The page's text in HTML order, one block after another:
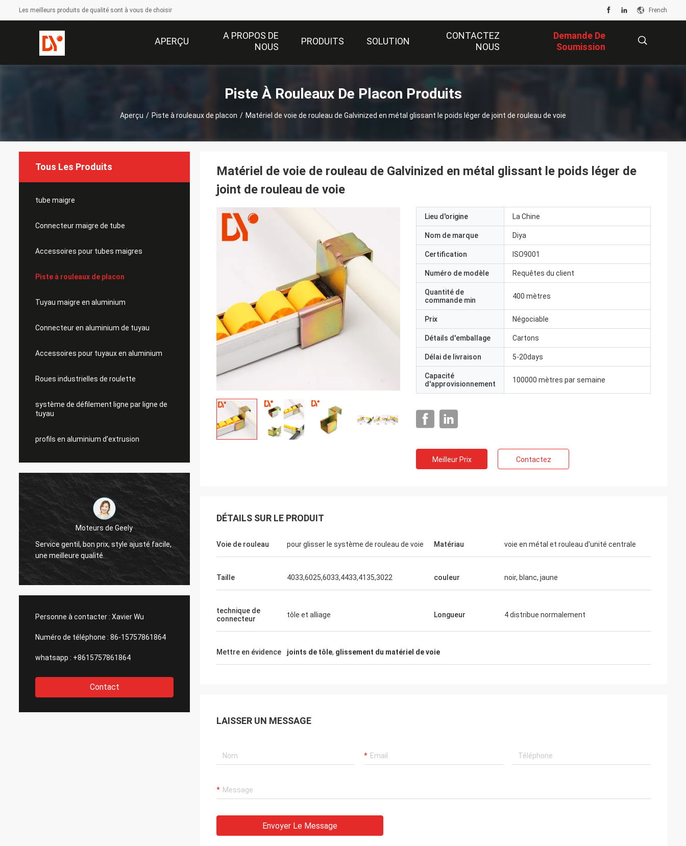
Les meilleurs produits de qualité sont à vous de choisir French
APERÇU
A PROPOS DE
NOUS
PRODUITS SOLUTION
CONTACTEZ
NOUS
Demande De
Soumission
Piste À Rouleaux De Placon Produits
Aperçu / Piste à rouleaux de placon / Matériel de voie de rouleau de Galvinized en métal glissant le poids léger de joint de rouleau de voie
Tous Les Produits
tube maigre
Connecteur maigre de tube
Accessoires pour tubes maigres
Piste à rouleaux de placon
Tuyau maigre en aluminium
Connecteur en aluminium de tuyau
Accessoires pour tuyaux en aluminium
Roues industrielles de roulette
système de défilement ligne par ligne de
tuyau
profils en aluminium d'extrusion
Le Thinh-Vietnam
Bonjour, Johnson, arrangent svp 12000
mètres 2808 de tube maigre, couleur ene
ivoire.
Télécom de Huawei
d'emballage et la table de travail. C'est la
société de prestations de services rapide
Personne à contacter : Xavier Wu
Numéro de téléphone : 86-15757861864
whatsapp : +8615757861864
Contact
Matériel de voie de rouleau de Galvinized en métal glissant le poids léger de
joint de rouleau de voie
Lieu d'origine La Chine
Nom de marque Diya
Certification ISO9001
Numéro de modèle Requêtes du client
Quantité de
commande min
400 mètres
Prix Négociable
Détails d'emballage Cartons
Délai de livraison 5-20days
Capacité
d'approvisionnement
100000 mètres par semaine
Meilleur Prix Contactez
DÉTAILS SUR LE PRODUIT
Voie de rouleau pour glisser le système de rouleau de voie Matériau voie en métal et rouleau d'unité centrale
Taille 4033,6025,6033,4433,4135,3022 couleur noir, blanc, jaune
technique de
connecteur
tôle et alliage Longueur 4 distribue normalement
Mettre en évidence joints de tôle, glissement du matériel de voie
LAISSER UN MESSAGE
Envoyer Le Message